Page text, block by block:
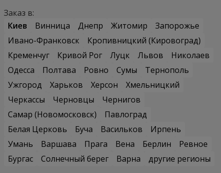
Заказ в:
Киев
Винница Днепр Житомир
Запорожье
Ивано-Франковск
Кропивницкий (Кировоград)
Кременчуг
Кривой Рог Луцк Львов
Николаев
Одесса
Полтава Ровно Сумы
Тернополь
Ужгород
Харьков Херсон
Хмельницкий
Черкассы
Черновцы
Чернигов
Самар (Новомосковск)
Павлоград
Белая Церковь
Буча Васильков
Ирпень
Умань
Варшава Прага Вена Берлин
Ревное
Бургас
Солнечный берег Варна
другие регионы